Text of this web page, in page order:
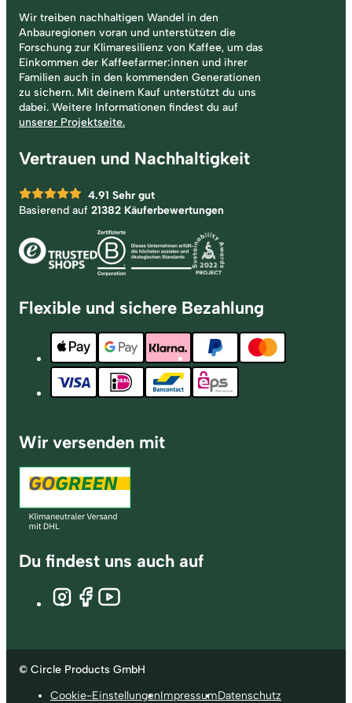
Wir treiben nachhaltigen Wandel in den
Anbauregionen voran und unterstützen die
Forschung zur Klimaresilienz von Kaffee, um das
Einkommen der Kaffeefarmer:innen und ihrer
Familien auch in den kommenden Generationen
zu sichern. Mit deinem Kauf unterstützt du uns
dabei. Weitere Informationen findest du auf
unserer Projektseite.
Vertrauen und Nachhaltigkeit
4.91 Sehr gut
Basierend auf 21382 Käuferbewertungen
Flexible und sichere Bezahlung
Wir versenden mit
Du findest uns auch auf
© Circle Products GmbH
Cookie-EinstellungenImpressumDatenschutz